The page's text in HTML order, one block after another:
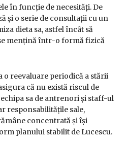
în funcție de necesități. De
și o serie de consultații cu un
dieta sa, astfel încât să
mențină într-o formă fizică
o reevaluare periodică a stării
că nu există riscul de
sa de antrenori și staff-ul
responsabilitățile sale,
concentrată și își
planului stabilit de Lucescu.